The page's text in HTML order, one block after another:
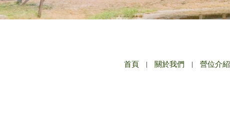
首頁 | 關於我們 | 營位介紹